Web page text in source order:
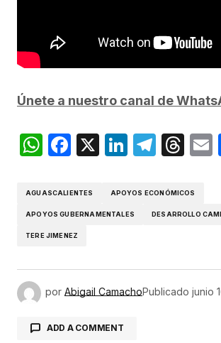
Únete a nuestro canal de
WhatsApp
Facebook
X LinkedIn
AGUASCALIENTES APOYOS ECONÓMICOS
APOYOS GUBERNAMENTALES DESARROLLO
TERE JIMENEZ
por Abigail CamachoPublicado junio
ADD A COMMENT